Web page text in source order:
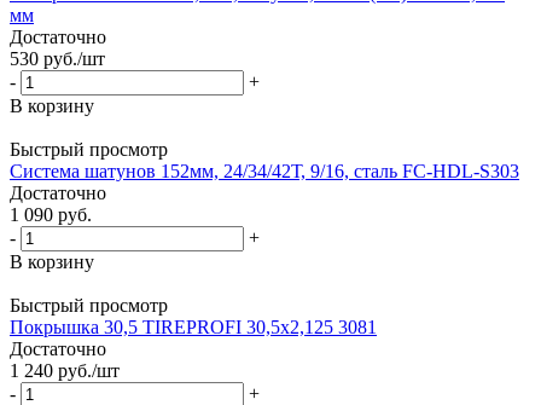
мм
Достаточно
530 руб./шт
-
+
В корзину
Быстрый просмотр
Система шатунов 152мм, 24/34/42Т, 9/16, сталь FC-HDL-S303
Достаточно
1 090 руб.
-
+
В корзину
Быстрый просмотр
Покрышка 30,5 TIREPROFI 30,5х2,125 3081
Достаточно
1 240 руб./шт
-
+